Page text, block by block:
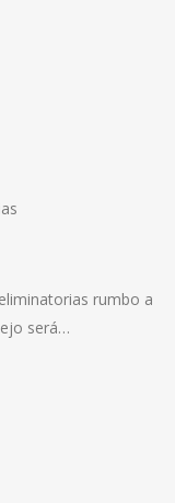
rumbo a
será…